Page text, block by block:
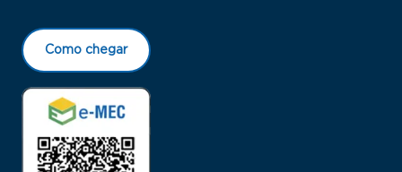
Como chegar